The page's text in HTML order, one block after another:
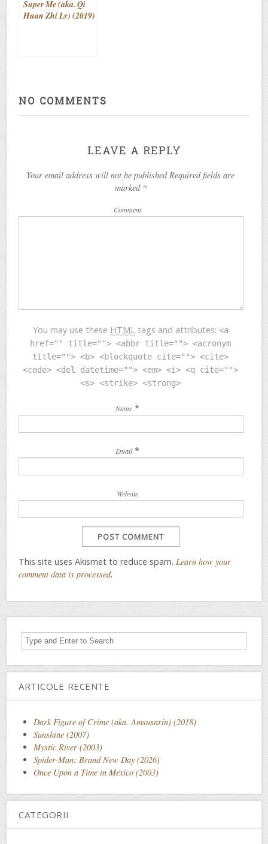
Super Me (aka. Qi
Huan Zhi Lv) (2019)
NO COMMENTS
LEAVE A REPLY
Your email address will not be published Required fields are
marked *
Comment
You may use these HTMLtags and attributes: <a
href="" title=""> <abbr title=""> <acronym
title=""> <b> <blockquote cite=""> <cite>
<code> <del datetime=""> <em> <i> <q cite="">
<s> <strike> <strong>
Name *
Email *
Website
This site uses Akismet to reduce spam. Learn how your
comment data is processed.
ARTICOLE RECENTE
Dark Figure of Crime (aka. Amsusarin) (2018)
Sunshine (2007)
Mystic River (2003)
Spider-Man: Brand New Day (2026)
Once Upon a Time in Mexico (2003)
CATEGORII